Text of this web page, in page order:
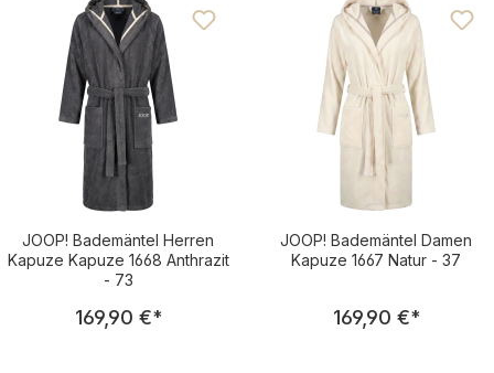
JOOP! Bademäntel Herren
Kapuze Kapuze 1668 Anthrazit
- 73
Regulärer Preis:
169,90 €*
JOOP! Bademäntel Damen
Kapuze 1667 Natur - 37
Regulärer
169,90 €*